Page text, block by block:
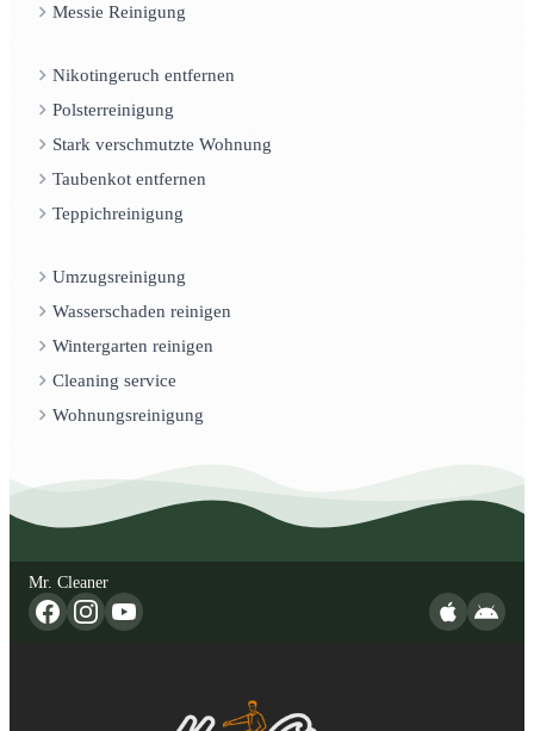
Messie Reinigung
Nikotingeruch entfernen
Polsterreinigung
Stark verschmutzte Wohnung
Taubenkot entfernen
Teppichreinigung
Umzugsreinigung
Wasserschaden reinigen
Wintergarten reinigen
Cleaning service
Wohnungsreinigung
Mr. Cleaner